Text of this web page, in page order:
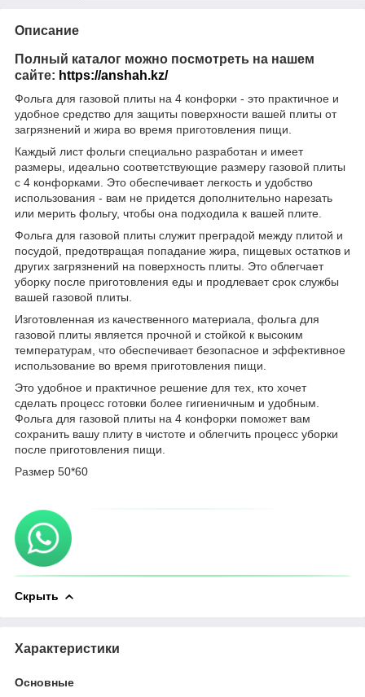
Описание
Полный каталог можно посмотреть на нашем
сайте: https://anshah.kz/
Фольга для газовой плиты на 4 конфорки - это практичное и
удобное средство для защиты поверхности вашей плиты от
загрязнений и жира во время приготовления пищи.
Каждый лист фольги специально разработан и имеет
размеры, идеально соответствующие размеру газовой плиты
с 4 конфорками. Это обеспечивает легкость и удобство
использования - вам не придется дополнительно нарезать
или мерить фольгу, чтобы она подходила к вашей плите.
Фольга для газовой плиты служит преградой между плитой и
посудой, предотвращая попадание жира, пищевых остатков и
других загрязнений на поверхность плиты. Это облегчает
уборку после приготовления еды и продлевает срок службы
вашей газовой плиты.
Изготовленная из качественного материала, фольга для
газовой плиты является прочной и стойкой к высоким
температурам, что обеспечивает безопасное и эффективное
использование во время приготовления пищи.
Это удобное и практичное решение для тех, кто хочет
сделать процесс готовки более гигиеничным и удобным.
Фольга для газовой плиты на 4 конфорки поможет вам
сохранить вашу плиту в чистоте и облегчить процесс уборки
после приготовления пищи.
Размер 50*60
Скрыть
Характеристики
Основные